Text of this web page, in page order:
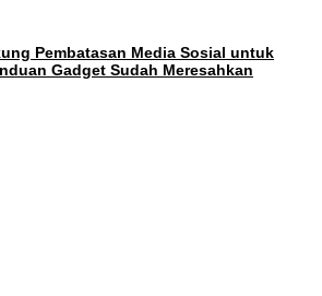
Pembatasan Media Sosial untuk
Gadget Sudah Meresahkan